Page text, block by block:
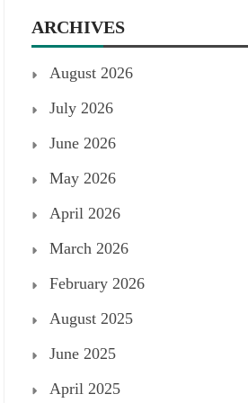
ARCHIVES
August 2026
July 2026
June 2026
May 2026
April 2026
March 2026
February 2026
August 2025
June 2025
April 2025